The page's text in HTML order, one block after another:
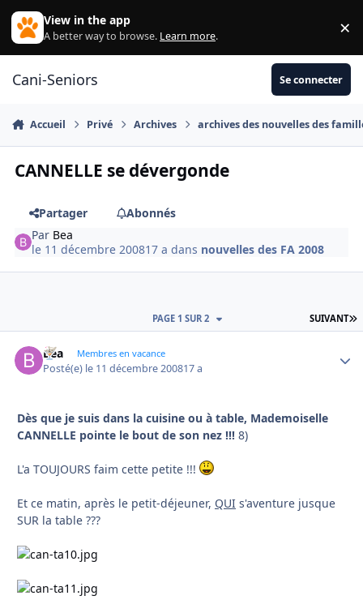
Aller au contenu
View in the app
A better way to browse. Learn more. ×
Cani-Seniors Se connecter
Accueil Privé Archives archives des nouvelles des
CANNELLE se dévergonde
Partager
Abonnés
Par Bea
le 11 décembre 200817 a dans nouvelles des FA 2008
SUIVANT
PAGE 1 SUR 2
Bea Membres en vacance
Posté(e) le 11 décembre 200817 a
Dès que je suis dans la cuisine ou à table, Mademoiselle
CANNELLE pointe le bout de son nez !!! 8)
L'a TOUJOURS faim cette petite !!!
Et ce matin, après le petit-déjeuner, QUI s'aventure jusque
SUR la table ???